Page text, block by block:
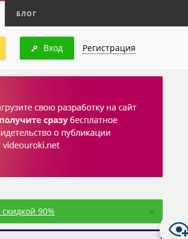
БЛОГ
Вход Регистрация
90% ×